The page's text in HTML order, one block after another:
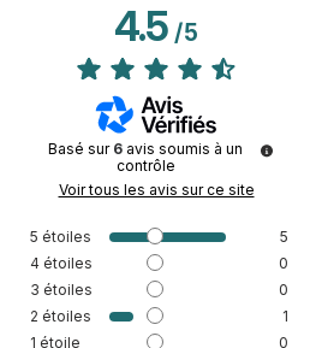
4.5/5
Basé sur 6 avis soumis à un
contrôle
Voir tous les avis sur ce site
5 étoiles
5
4 étoiles
0
3 étoiles
0
2 étoiles
1
1 étoile 0